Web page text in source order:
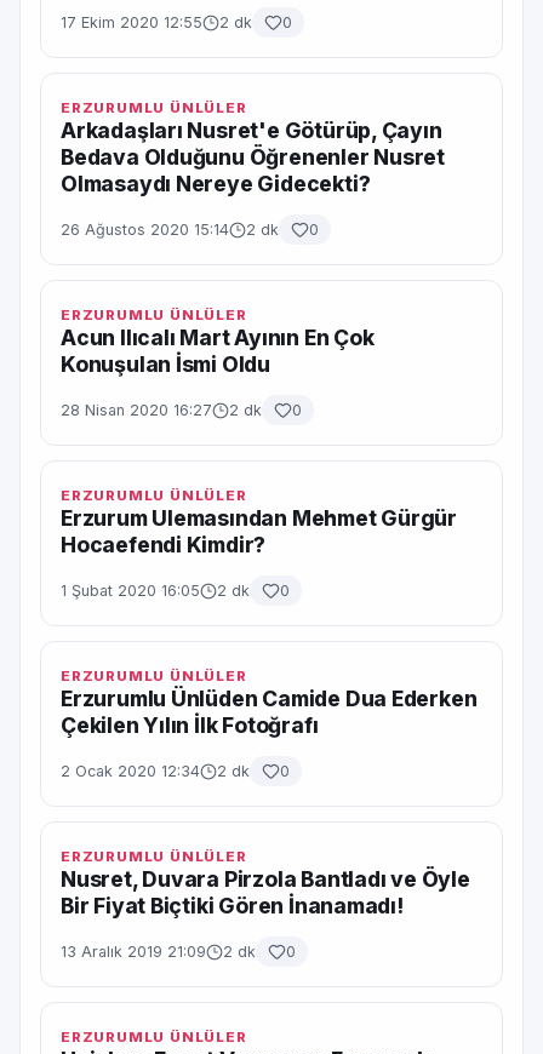
17 Ekim 2020 12:55 2 dk 0
ERZURUMLU ÜNLÜLER
Arkadaşları Nusret'e Götürüp, Çayın
Bedava Olduğunu Öğrenenler Nusret
Olmasaydı Nereye Gidecekti?
26 Ağustos 2020 15:14 2 dk 0
ERZURUMLU ÜNLÜLER
Acun Ilıcalı Mart Ayının En Çok
Konuşulan İsmi Oldu
28 Nisan 2020 16:27 2 dk 0
ERZURUMLU ÜNLÜLER
Erzurum Ulemasından Mehmet Gürgür
Hocaefendi Kimdir?
1 Şubat 2020 16:05 2 dk 0
ERZURUMLU ÜNLÜLER
Erzurumlu Ünlüden Camide Dua Ederken
Çekilen Yılın İlk Fotoğrafı
2 Ocak 2020 12:34 2 dk 0
ERZURUMLU ÜNLÜLER
Nusret, Duvara Pirzola Bantladı ve Öyle
Bir Fiyat Biçtiki Gören İnanamadı!
13 Aralık 2019 21:09 2 dk 0
ERZURUMLU ÜNLÜLER